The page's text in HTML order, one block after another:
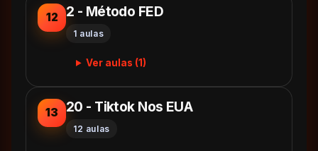
12 2 - Método FED
1 aulas
Ver aulas (1)
13 20 - Tiktok Nos EUA
12 aulas